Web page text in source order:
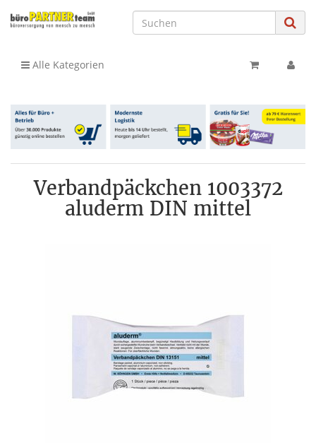
Alle Kategorien
Verbandpäckchen 1003372
aluderm DIN mittel